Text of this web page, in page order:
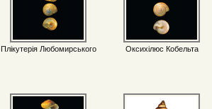
Плікутерія Любомирського Оксихілюс Кобельта